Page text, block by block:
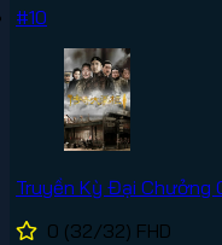
#10
Truyền Kỳ Đại Chưởng
0 (32/32) FHD